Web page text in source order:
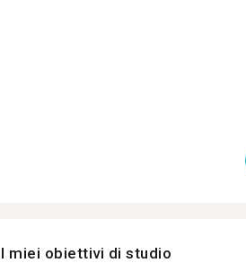
I miei obiettivi di studio